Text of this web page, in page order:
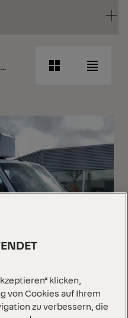
Rasteransicht
klicken,
von Cookies auf Ihrem
zu verbessern, die